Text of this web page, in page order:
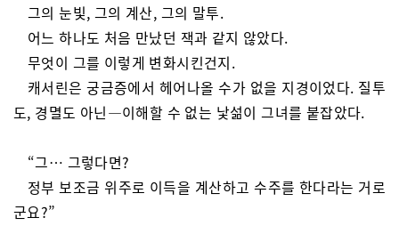
그의 눈빛, 그의 계산, 그의 말투.
어느 하나도 처음 만났던 잭과 같지 않았다.
무엇이 그를 이렇게 변화시킨건지.
캐서린은 궁금증에서 헤어나올 수가 없을 지경이었다. 질투
도, 경멸도 아닌—이해할 수 없는 낯섦이 그녀를 붙잡았다.
“그… 그렇다면?
정부 보조금 위주로 이득을 계산하고 수주를 한다라는 거로
군요?”